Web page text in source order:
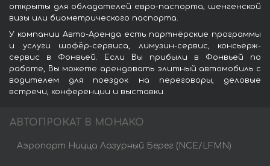
открыты для обладателей евро-паспорта, шенгенской
визы или биометрического паспорта.
У компании Авто-Аренда есть партнёрские программы
и услуги шофёр-сервиса, лимузин-сервис, консьерж-
сервис в Фонвьей. Если Вы прибыли в Фонвьей по
работе, Вы можете арендовать элитный автомобиль с
водителем для поездок на переговоры, деловые
встречи, конференции и выставки.
АВТОПРОКАТ В МОНАКО
Аэропорт Ницца Лазурный Берег (NCE/LFMN)